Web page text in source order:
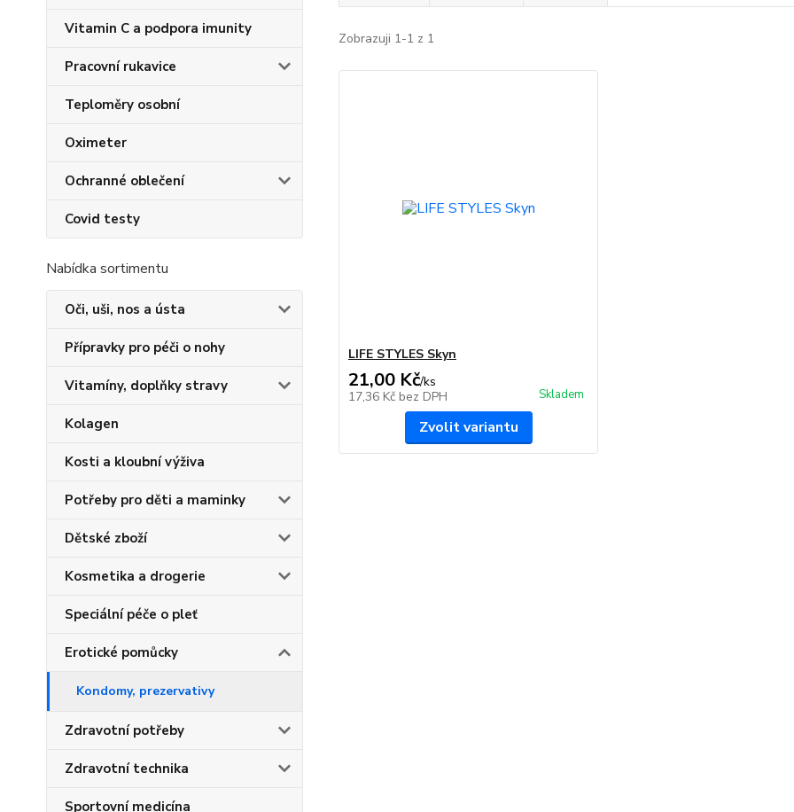
Vitamin C a podpora imunity
Pracovní rukavice
Teploměry osobní
Oximeter
Ochranné oblečení
Covid testy
Nabídka sortimentu
Oči, uši, nos a ústa
Přípravky pro péči o nohy
Vitamíny, doplňky stravy
Kolagen
Kosti a kloubní výživa
Potřeby pro děti a maminky
Dětské zboží
Kosmetika a drogerie
Speciální péče o pleť
Erotické pomůcky
Kondomy, prezervativy
Zdravotní potřeby
Zdravotní technika
Sportovní medicína
Zobrazuji 1-1 z 1
LIFE STYLES Skyn
21,00 Kč/ks
17,36 Kč bez DPH Skladem
Zvolit variantu